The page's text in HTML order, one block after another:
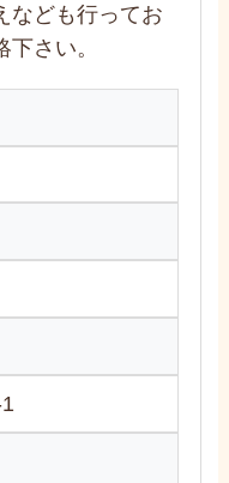
なども行ってお
さい。